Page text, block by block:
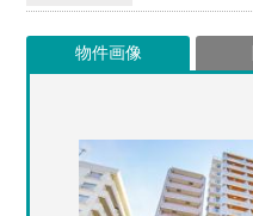
物件画像